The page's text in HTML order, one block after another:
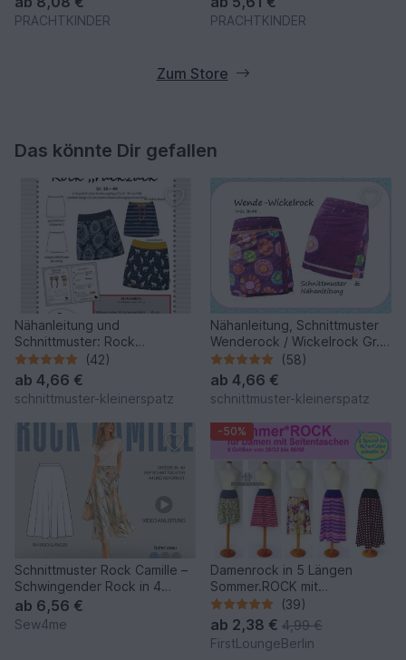
PRACHTKINDER PRACHTKINDER
Zum Store
Das könnte Dir gefallen
Nähanleitung und
Schnittmuster: Rock
"ruckzuck" Gr. 36 - 44/46
(42)
ab 4,66 €
schnittmuster-kleinerspatz
Nähanleitung, Schnittmuster
Wenderock / Wickelrock Gr.
36-44
(58)
ab 4,66 €
schnittmuster-kleinerspatz
Schnittmuster Rock Camille –
Schwingender Rock in 4
Längen | Gr. 34–48 (PDF
ab 6,56 €
Sew4me
-50%
Damenrock in 5 Längen
Sommer.ROCK mit
Seitentaschen in 9 Größen
Nähanleitung mit
Schnittmuster von
firstloungeberlin
(39)
ab 2,38 € 4,99 €
FirstLoungeBerlin